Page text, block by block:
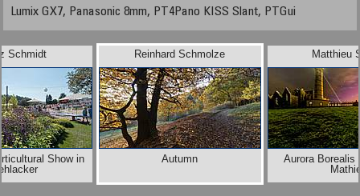
Lumix GX7, Panasonic 8mm, PT4Pano KISS Slant, PTGui
Schmidt
Show in
Matthieu
Aurora Borealis
Reinhard Schmolze
Autumn